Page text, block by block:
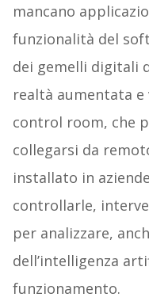
mancano
funzionalità del
dei gemelli digitali
realtà aumentata e
control room, che
collegarsi da
installato in
controllarle,
per analizzare,
dell’intelligenza
funzionamento.